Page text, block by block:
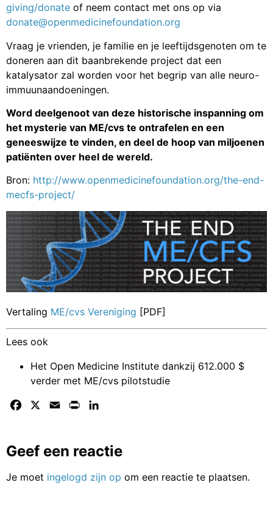
giving/donate of neem contact met ons op via
donate@openmedicinefoundation.org
Vraag je vrienden, je familie en je leeftijdsgenoten om te
doneren aan dit baanbrekende project dat een
katalysator zal worden voor het begrip van alle neuro-
immuunaandoeningen.
Word deelgenoot van deze historische inspanning om
het mysterie van ME/cvs te ontrafelen en een
geneeswijze te vinden, en deel de hoop van miljoenen
patiënten over heel de wereld.
Bron: http://www.openmedicinefoundation.org/the-end-
mecfs-project/
Vertaling ME/cvs Vereniging [PDF]
Lees ook
Het Open Medicine Institute dankzij 612.000 $
verder met ME/cvs pilotstudie
Facebook Email Print
Geef een reactie
Je moet ingelogd zijn op om een reactie te plaatsen.